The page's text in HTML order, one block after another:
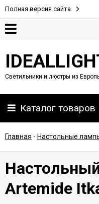
Полная версия сайта
Партнерам
Доставка
Светильники и люстры из
Каталог товаров
Главная - Настольные
Artemide